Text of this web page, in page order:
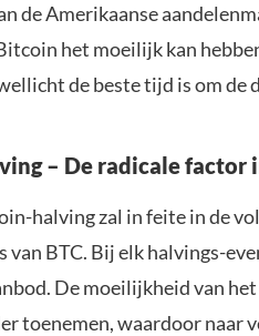
de Amerikaanse
het moeilijk kan
de beste tijd is om de
– De radicale factor
halving zal in feite in de
van BTC. Bij elk halvings-
De moeilijkheid van
toenemen, waardoor naar